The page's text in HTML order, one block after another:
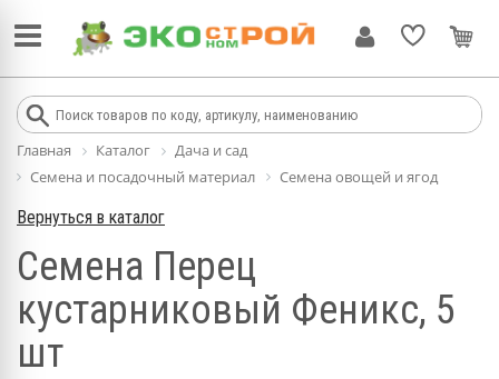
Главная Каталог
Дача и сад
Семена и посадочный материал
Семена овощей и ягод
Вернуться в каталог
Семена Перец
кустарниковый Феникс, 5
шт